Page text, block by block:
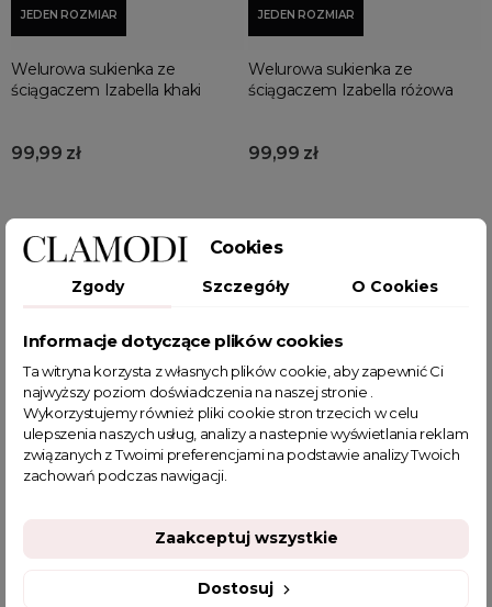
JEDEN ROZMIAR
Welurowa sukienka ze
ściągaczem Izabella khaki
99,99 zł
JEDEN ROZMIAR
Welurowa sukienka ze
ściągaczem Izabella różowa
99,99 zł
Wyświetlono: 1-12 z 84 pozycji
Elegancka sukienka z długim
rękawem na każdą okazję
Sukienka z długim rękawem to idealny wybór na różne
okazje. Dzięki długim rękawom sprawdza się zarówno w
chłodniejsze dni, jak i podczas wieczornych wyjść.
każdej stylizacji, jednocześnie zapewniając komfort
Cookies
Zgody Szczegóły O Cookies
Informacje dotyczące plików cookies
Ta witryna korzysta z własnych plików cookie, aby zapewnić Ci
najwyższy poziom doświadczenia na naszej stronie .
Wykorzystujemy również pliki cookie stron trzecich w celu
ulepszenia naszych usług, analizy a nastepnie wyświetlania reklam
związanych z Twoimi preferencjami na podstawie analizy Twoich
zachowań podczas nawigacji.
Dostosuj
Zaakceptuj wszystkie